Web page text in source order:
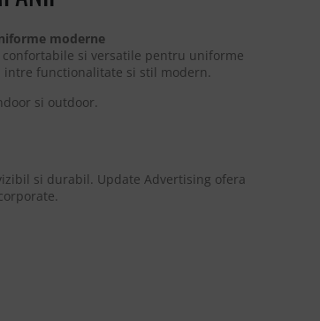
moderne
si versatile pentru uniforme
functionalitate si stil modern.
si outdoor.
si durabil. Update Advertising ofera